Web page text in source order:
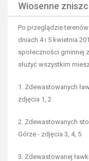
Wiosenne
Po przeglądzie
dniach 4 i 5 kwietnia
społeczności gminnej
służyć wszystkim
1. Zdewastowanych
zdjęcia 1, 2
2. Zdewastowanych
Górze - zdjęcia 3, 4, 5
3. Zdewastowanej